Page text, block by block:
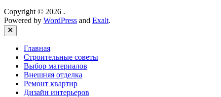
Copyright © 2026 .
Powered by WordPress and Exalt.
Close
Главная
Строительные советы
Выбор материалов
Внешняя отделка
Ремонт квартир
Дизайн интерьеров